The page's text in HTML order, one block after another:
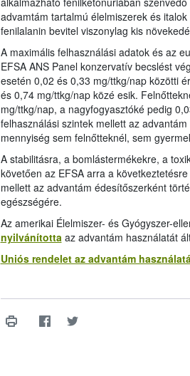
advamtám tartalmú élelmiszerek és
fenilalanin bevitel viszonylag kis
A maximális felhasználási adatok és az
EFSA ANS Panel konzervatív becslést
esetén 0,02 és 0,33 mg/ttkg/nap közötti
és 0,74 mg/ttkg/nap közé esik.
mg/ttkg/nap, a nagyfogyasztóké pedig
felhasználási szintek mellett az
mennyiség sem felnőtteknél, sem
A stabilitásra, a bomlástermékekre, a
követően az EFSA arra a
mellett az advantám édesítőszerként
egészségére.
Az amerikai Élelmiszer- és Gyógyszer-
nyilvánítottaaz advantám használatát
Uniós rendelet az advantám